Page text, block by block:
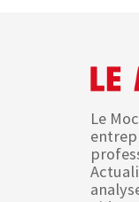
Le